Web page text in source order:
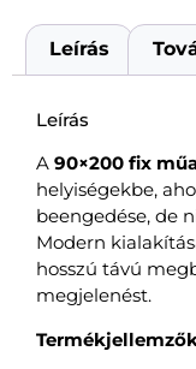
Leírás
Leírás
A 90×200 fix
helyiségekbe,
beengedése, de
Modern
hosszú távú
megjelenést.